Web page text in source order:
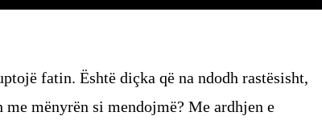
fatin. Është diçka që na ndodh rastësisht,
mënyrën si mendojmë? Me ardhjen e